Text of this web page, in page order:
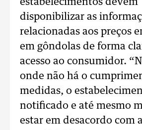
estabelecimentos devem
disponibilizar as
relacionadas aos preços
em gôndolas de forma
acesso ao consumidor.
onde não há o
medidas, o
notificado e até mesmo
estar em desacordo com